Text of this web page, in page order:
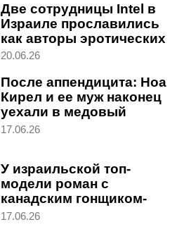
Две сотрудницы Intel в
Израиле прославились
как авторы эротических
романов
20.06.26
После аппендицита: Ноа
Кирел и ее муж наконец
уехали в медовый
месяц
17.06.26
У израильской топ-
модели роман с
канадским гонщиком-
евреем: где они будут
17.06.26